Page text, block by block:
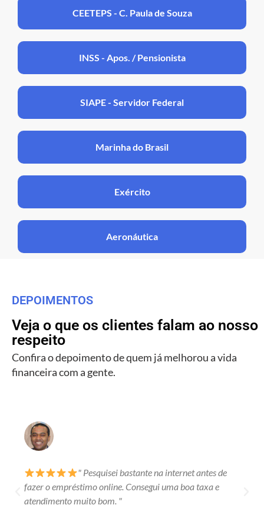
CEETEPS - C. Paula de Souza
INSS - Apos. / Pensionista
SIAPE - Servidor Federal
Marinha do Brasil
Exército
Aeronáutica
DEPOIMENTOS
Veja o que os clientes falam ao nosso
respeito
Confira o depoimento de quem já melhorou a vida
financeira com a gente.
" Pesquisei bastante na internet antes de
fazer o empréstimo online. Consegui uma boa taxa e
atendimento muito bom. "